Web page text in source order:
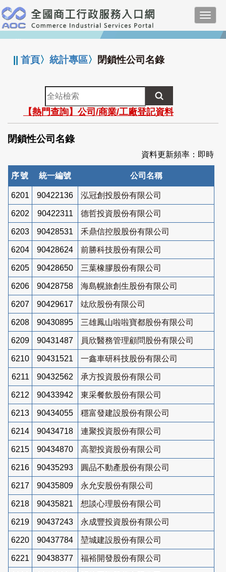
跳
到
主
要
:::
||首頁〉統計專區〉 閉鎖性公司名錄
全
站
檢
索
【熱門查詢】公司/商業/工廠登記資料
閉鎖性公司名錄
資料更新頻率：即時
序號 統一編號 公司名稱
6201 90422136 泓冠創投股份有限公司
6202 90422311 德哲投資股份有限公司
6203 90428531 禾鼎信控股股份有限公司
6204 90428624 前勝科技股份有限公司
6205 90428650 三葉橡膠股份有限公司
6206 90428758 海島幌旅創生股份有限公司
6207 90429617 竑欣股份有限公司
6208 90430895 三雄鳳山啦啦寶都股份有限公司
6209 90431487 員欣醫務管理顧問股份有限公司
6210 90431521 一鑫車研科技股份有限公司
6211 90432562 承方投資股份有限公司
6212 90433942 東采餐飲股份有限公司
6213 90434055 穩富發建設股份有限公司
6214 90434718 連聚投資股份有限公司
6215 90434870 高塑投資股份有限公司
6216 90435293 圓品不動產股份有限公司
6217 90435809 永允安股份有限公司
6218 90435821 想談心理股份有限公司
6219 90437243 永成豐投資股份有限公司
6220 90437784 堃城建設股份有限公司
6221 90438377 福裕開發股份有限公司